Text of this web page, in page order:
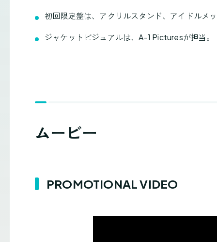
初回限定盤は、アクリルスタンド、アイドルメ
ジャケットビジュアルは、A-1 Picturesが担当。
ムービー
PROMOTIONAL VIDEO